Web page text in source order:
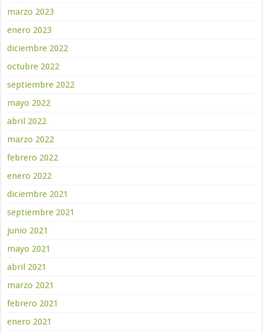
marzo 2023
enero 2023
diciembre 2022
octubre 2022
septiembre 2022
mayo 2022
abril 2022
marzo 2022
febrero 2022
enero 2022
diciembre 2021
septiembre 2021
junio 2021
mayo 2021
abril 2021
marzo 2021
febrero 2021
enero 2021